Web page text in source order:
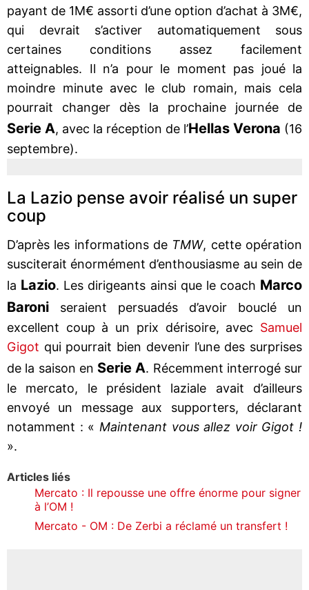
payant de 1M€ assorti d’une option d’achat à 3M€,
qui devrait s’activer automatiquement sous
certaines conditions assez facilement
atteignables. Il n’a pour le moment pas joué la
moindre minute avec le club romain, mais cela
pourrait changer dès la prochaine journée de
Serie A, avec la réception de l’Hellas Verona (16
septembre).
La Lazio pense avoir réalisé un super
coup
D’après les informations de TMW, cette opération
susciterait énormément d’enthousiasme au sein de
la Lazio. Les dirigeants ainsi que le coach Marco
Baroni
seraient persuadés d’avoir bouclé un
excellent coup à un prix dérisoire, avec Samuel
Gigot qui pourrait bien devenir l’une des surprises
de la saison en Serie A. Récemment interrogé sur
le mercato, le président laziale avait d’ailleurs
envoyé un message aux supporters, déclarant
notamment : « Maintenant vous allez voir Gigot !
».
Articles liés
Mercato : Il repousse une offre énorme pour signer
à l’OM !
Mercato - OM : De Zerbi a réclamé un transfert !